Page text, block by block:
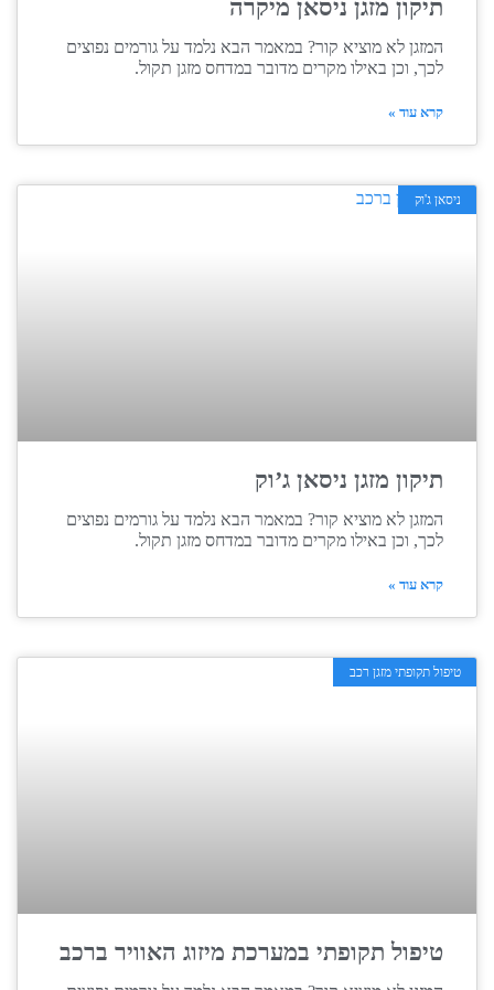
תיקון מזגן ניסאן מיקרה
המזגן לא מוציא קור? במאמר הבא נלמד על גורמים נפוצים
לכך, וכן באילו מקרים מדובר במדחס מזגן תקול.
קרא עוד »
ניסאן ג'וק
תיקון מזגן ניסאן ג’וק
המזגן לא מוציא קור? במאמר הבא נלמד על גורמים נפוצים
לכך, וכן באילו מקרים מדובר במדחס מזגן תקול.
קרא עוד »
טיפול תקופתי מזגן רכב
טיפול תקופתי במערכת מיזוג האוויר ברכב